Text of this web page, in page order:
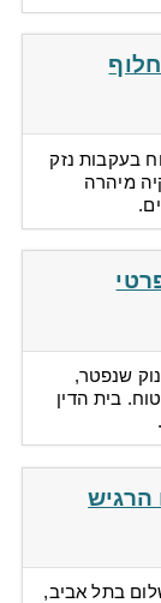
בעקבות נזק
מיהרה
שנפטר,
בית הדין
הרגיש
בתל אביב,